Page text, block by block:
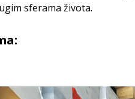
sferama života.